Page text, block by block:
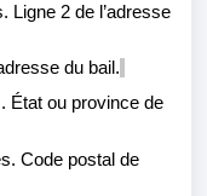
Ligne 2 de l’adresse
du bail.
État ou province de
Code postal de